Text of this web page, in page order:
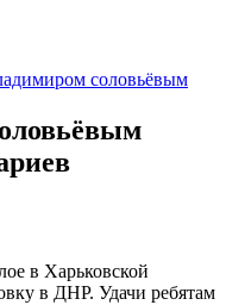
соловьёвым
в Харьковской
в ДНР. Удачи ребятам